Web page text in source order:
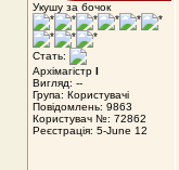
Укушу за бочок
Стать:
Архімагістр I
Вигляд: --
Група: Користувачі
Повідомлень: 9863
Користувач №: 72862
Реєстрація: 5-June 12